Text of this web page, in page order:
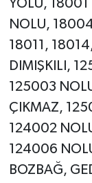
YOLU,
NOLU,
18011,
DIMIŞKILI,
125003
ÇIKMAZ,
124002
124006
BOZBAĞ,